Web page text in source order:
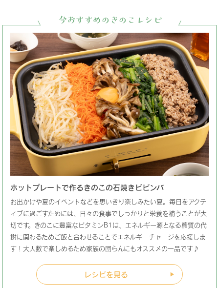
今おすすめのきのこレシピ
ホットプレートで作るきのこの石焼きビビンバ
お出かけや夏のイベントなどを思いきり楽しみたい夏。毎日をアクテ
ィブに過ごすためには、日々の食事でしっかりと栄養を補うことが大
切です。きのこに豊富なビタミンB1は、エネルギー源となる糖質の代
謝に関わるためご飯と合わせることでエネルギーチャージを応援しま
す！大人数で楽しめるため家族の団らんにもオススメの一品です♪
レシピを見る